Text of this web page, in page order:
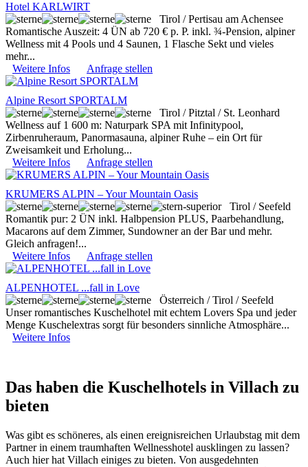
Hotel KARLWIRT
Tirol / Pertisau am Achensee
Romantische Auszeit: 4 ÜN ab 720 € p. P. inkl. ¾-Pension, alpiner
Wellness mit 4 Pools und 4 Saunen, 1 Flasche Sekt und vieles
mehr...
Weitere Infos
Anfrage stellen
Alpine Resort SPORTALM
Tirol / Pitztal / St. Leonhard
Wellness auf 1 600 m: Naturpark SPA mit Infinitypool,
Zirbenruheraum, Panormasauna, alpiner Ruhe – ein Ort für
Zweisamkeit und Erholung...
Weitere Infos
Anfrage stellen
KRUMERS ALPIN – Your Mountain Oasis
Tirol / Seefeld
Romantik pur: 2 ÜN inkl. Halbpension PLUS, Paarbehandlung,
Macarons auf dem Zimmer, Sundowner an der Bar und mehr.
Gleich anfragen!...
Weitere Infos
Anfrage stellen
ALPENHOTEL ...fall in Love
Österreich / Tirol / Seefeld
Unser romantisches Kuschelhotel mit echtem Lovers Spa und jeder
Menge Kuschelextras sorgt für besonders sinnliche Atmosphäre...
Weitere Infos
Das haben die Kuschelhotels in Villach zu
bieten
Was gibt es schöneres, als einen ereignisreichen Urlaubstag mit dem
Partner in einem traumhaften Wellnesshotel ausklingen zu lassen?
Auch hier hat Villach einiges zu bieten. Von ausgedehnten